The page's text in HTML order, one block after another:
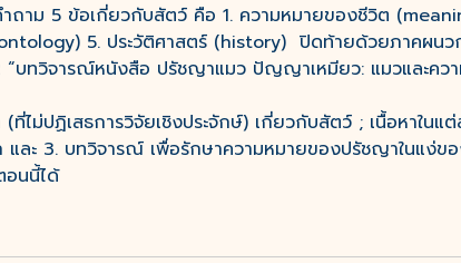
ถาม 5 ข้อเกี่ยวกับสัตว์ คือ 1. ความหมายของชีวิต
5. ประวัติศาสตร์ (history) ปิดท้ายด้วยภาคผนว
“บทวิจารณ์หนังสือ ปรัชญาแมว ปัญญาเหมียว: แมวและคว
ไม่ปฏิเสธการวิจัยเชิงประจักษ์) เกี่ยวกับสัตว์ ; เนื้อหาใน
ละ 3. บทวิจารณ์ เพื่อรักษาความหมายของปรัชญาในแง่ข
นนี้ได้